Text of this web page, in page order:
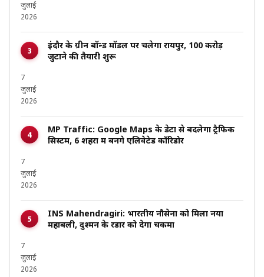
जुलाई
2026
इंदौर के ग्रीन बॉन्ड मॉडल पर चलेगा रायपुर, ₹100 करोड़
जुटाने की तैयारी शुरू
7
जुलाई
2026
MP Traffic: Google Maps के डेटा से बदलेगा ट्रैफिक
सिस्टम, 6 शहरों में बनेंगे एलिवेटेड कॉरिडोर
7
जुलाई
2026
INS Mahendragiri: भारतीय नौसेना को मिला नया
महाबली, दुश्मन के रडार को देगा चकमा
7
जुलाई
2026